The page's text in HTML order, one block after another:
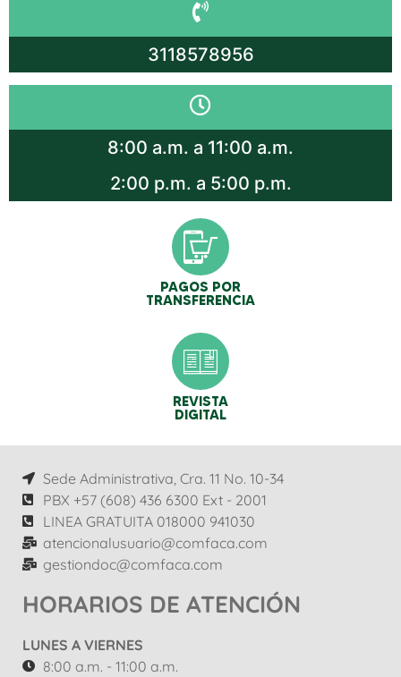
3118578956
8:00 a.m. a 11:00 a.m.
2:00 p.m. a 5:00 p.m.
PAGOS POR
TRANSFERENCIA
REVISTA
DIGITAL
Sede Administrativa, Cra. 11 No. 10-34
PBX +57 (608) 436 6300 Ext - 2001
LINEA GRATUITA 018000 941030
atencionalusuario@comfaca.com
gestiondoc@comfaca.com
HORARIOS DE ATENCIÓN
LUNES A VIERNES
8:00 a.m. - 11:00 a.m.